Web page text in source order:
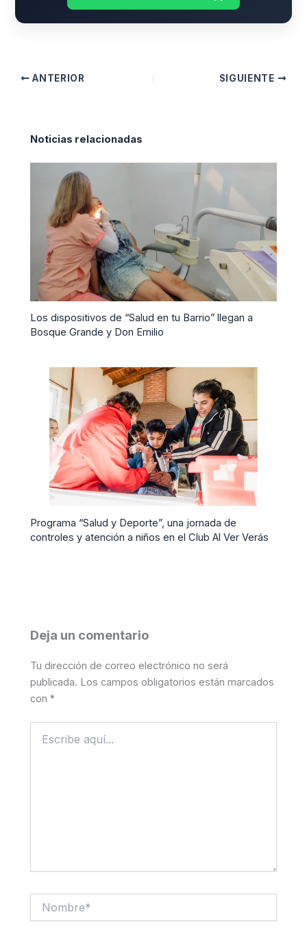
ANTERIOR SIGUIENTE
Noticias relacionadas
Los dispositivos de “Salud en tu Barrio” llegan a
Bosque Grande y Don Emilio
Programa “Salud y Deporte”, una jornada de
controles y atención a niños en el Club Al Ver Verás
Deja un comentario
Tu dirección de correo electrónico no será
publicada. Los campos obligatorios están marcados
con*
aquí...